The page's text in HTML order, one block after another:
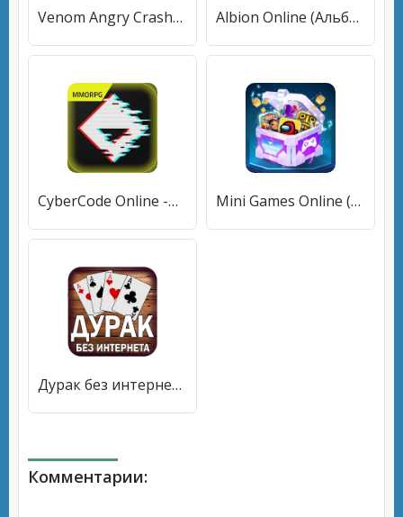
Venom Angry Crashy Rush Online (Веном Ангри Краши Раш Онлайн) [МОД Все открыто] APK Android Albion Online (Альбион Онлайн) [МОД Все открыто] APK Android
CyberCode Online -Text MMORPG (СайберКод Онлайн) [МОД Все открыто] APK Android Mini Games Online (Миниигры онлайн) [МОД Все открыто] APK Android
Дурак без интернета и онлайн [МОД Mega Pack] APK Android
Комментарии: